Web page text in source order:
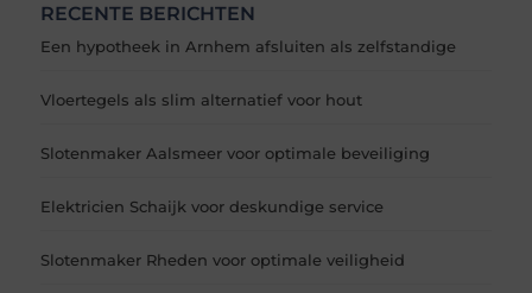
RECENTE BERICHTEN
Een hypotheek in Arnhem afsluiten als zelfstandige
Vloertegels als slim alternatief voor hout
Slotenmaker Aalsmeer voor optimale beveiliging
Elektricien Schaijk voor deskundige service
Slotenmaker Rheden voor optimale veiligheid